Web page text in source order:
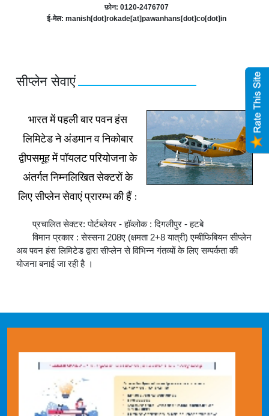
फ़ोन: 0120-2476707
ई-मेल: manish[dot]rokade[at]pawanhans[dot]co[dot]in
सीप्‍लेन सेवाएं
भारत में पहली बार पवन हंस
लिमिटेड ने अंडमान व निकोबार
द्वीपसमूह में पॉयलट परियोजना के
अंतर्गत निम्‍नलिखित सेक्‍टरों के
लिए सीप्‍लेन सेवाएं प्रारम्‍भ की हैं :
प्रचालित सेक्‍टर: पोर्टब्‍लेयर - हॉव्‍लोक : दिगलीपुर - हटबे
विमान प्रकार : सेस्‍सना 208ए (क्षमता 2+8 यात्री) एम्‍बीफिबियन सीप्‍लेन
अब पवन हंस लिमिटेड द्वारा सीप्‍लेन से विभिन्‍न गंतव्‍यों के लिए सम्‍पर्कता की
योजना बनाई जा रही है ।